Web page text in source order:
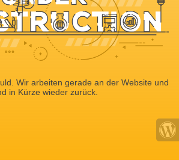
Wir arbeiten gerade an der Website und
in Kürze wieder zurück.